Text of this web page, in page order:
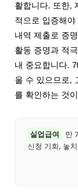
활합니다. 또한,
적으로 입증해
내역 제출로 증
활동 증명과 적
내 중요합니다.
울 수 있으므로,
를 확인하는 것
실업급여
만
신청 기회, 놓